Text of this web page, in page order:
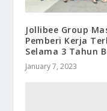
Jollibee Group
Pemberi Kerja
Selama 3 Tahun
January 7, 2023